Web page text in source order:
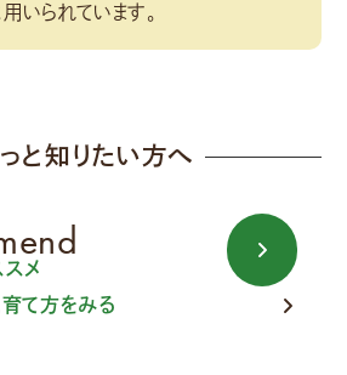
いられています。
と知りたい方へ
メ
育て方をみる